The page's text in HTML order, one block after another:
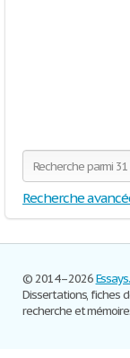
Recherche
© 2014–2026
Dissertations, fiches
recherche et